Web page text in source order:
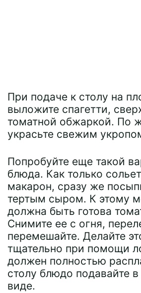
При подаче к столу на
выложите спагетти,
томатной обжаркой. По
украсьте свежим
Попробуйте еще такой
блюда. Как только
макарон, сразу же
тертым сыром. К этому
должна быть готова
Снимите ее с огня,
перемешайте. Делайте
тщательно при помощи
должен полностью
столу блюдо подавайте
виде.